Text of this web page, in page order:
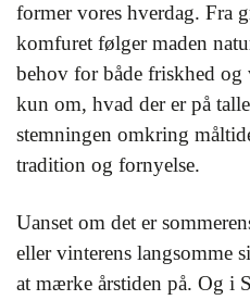
former vores hverdag. Fra
komfuret følger maden
behov for både friskhed
kun om, hvad der er på
stemningen omkring
tradition og fornyelse.
Uanset om det er
eller vinterens langsomme
at mærke årstiden på. Og i